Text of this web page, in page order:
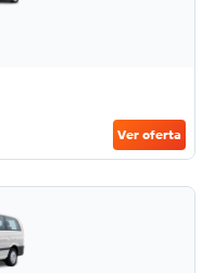
Ver oferta